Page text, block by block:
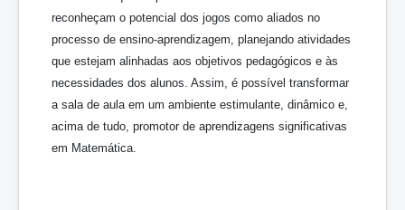
reconheçam o potencial dos jogos como aliados no
processo de ensino-aprendizagem, planejando atividades
que estejam alinhadas aos objetivos pedagógicos e às
necessidades dos alunos. Assim, é possível transformar
a sala de aula em um ambiente estimulante, dinâmico e,
acima de tudo, promotor de aprendizagens significativas
em Matemática.